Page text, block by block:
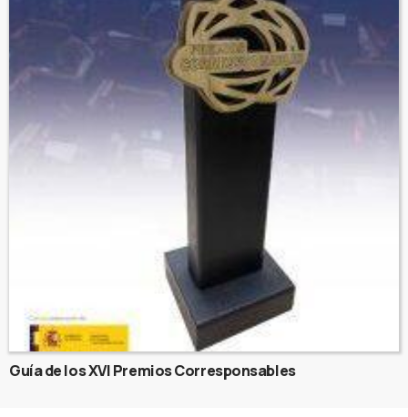
Guía de los XVI Premios Corresponsables